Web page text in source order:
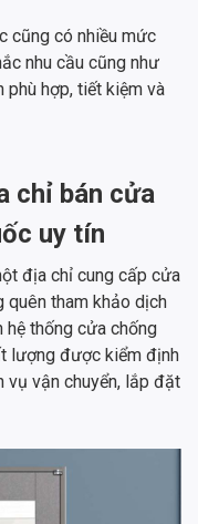
cũng có nhiều mức
nhu cầu cũng như
phù hợp, tiết kiệm và
chỉ bán cửa
uy tín
địa chỉ cung cấp cửa
quên tham khảo dịch
hệ thống cửa chống
lượng được kiểm định
vụ vận chuyển, lắp đặt